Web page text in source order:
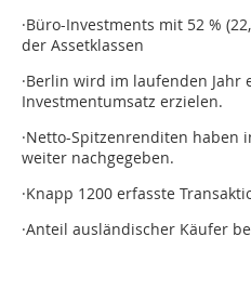
·Büro-Investments mit 52 %
der Assetklassen
·Berlin wird im laufenden Jahr
Investmentumsatz erzielen.
·Netto-Spitzenrenditen haben
weiter nachgegeben.
·Knapp 1200 erfasste
·Anteil ausländischer Käufer